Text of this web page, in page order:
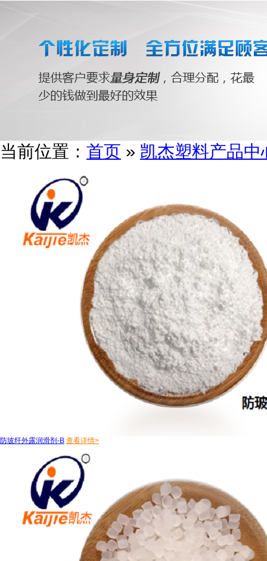
当前位置： 首页 » 凯杰塑料产品中
防玻纤外露润滑剂-B 查看详情>